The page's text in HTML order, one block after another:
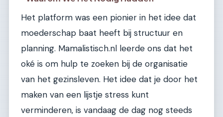
Het platform was een pionier in het idee dat
moederschap baat heeft bij structuur en
planning. Mamalistisch.nl leerde ons dat het
oké is om hulp te zoeken bij de organisatie
van het gezinsleven. Het idee dat je door het
maken van een lijstje stress kunt
verminderen, is vandaag de dag nog steeds